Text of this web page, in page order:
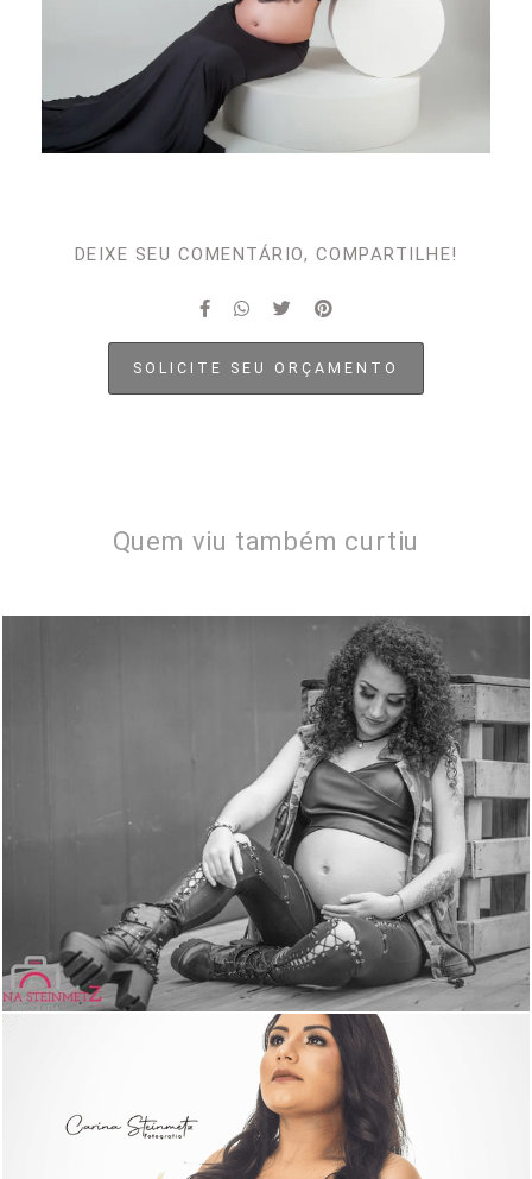
DEIXE SEU COMENTÁRIO, COMPARTILHE!
SOLICITE SEU ORÇAMENTO
Quem viu também curtiu
1348